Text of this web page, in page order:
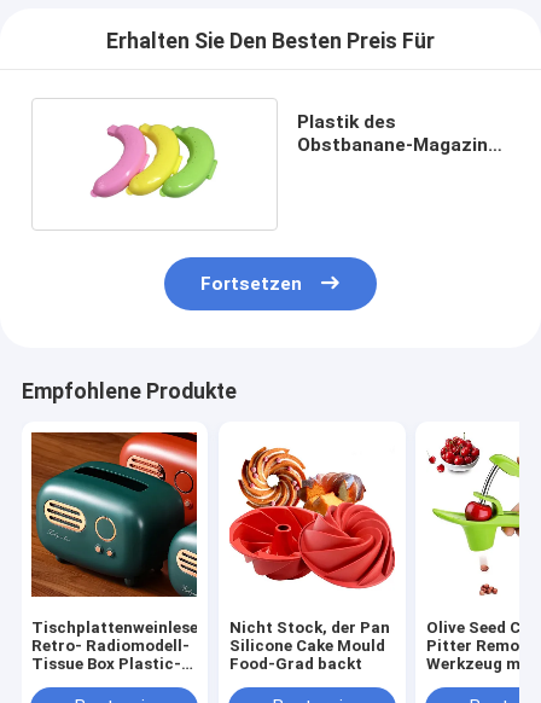
Erhalten Sie Den Besten Preis Für
Plastik des
Obstbanane-Magazin-
Fortsetzen
Empfohlene Produkte
Tischplattenweinlese-
Retro- Radiomodell-
Tissue Box Plastic-
Nicht Stock, der Pan
Silicone Cake Mould
Food-Grad backt
Olive Seed
Pitter
Werkzeug mit